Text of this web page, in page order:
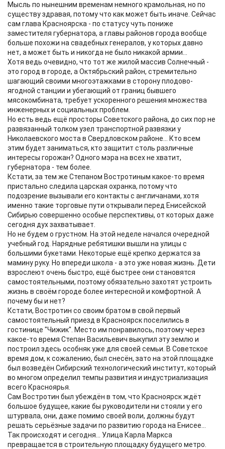
Мысль по нынешним временам немного крамольная, но по
существу здравая, потому что как может быть иначе. Сейчас
сам глава Красноярска - по статусу чуть пониже
заместителя губернатора, а главы районов города вообще
больше похожи на свадебных генералов, у которых давно
нет, а может быть и никогда не было никакой армии...
Хотя ведь очевидно, что тот же жилой массив Солнечный -
это город в городе, а Октябрьский район, стремительно
шагающий своими многоэтажками в сторону плодово-
ягодной станции и убегающий от границ бывшего
мясокомбината, требует ускоренного решения множества
инженерных и социальных проблем.
Но есть ведь ещё просторы Советского района, до сих пор не
развязанный толком узел транспортной развязки у
Николаевского моста в Свердловском районе... Кто всем
этим будет заниматься, кто защитит столь различные
интересы горожан? Одного мэра на всех не хватит,
губернатора - тем более.
Кстати, за тем же Степаном Востротиным какое-то время
пристально следила царская охранка, потому что
подозрение вызывали его контакты с англичанами, хотя
именно такие торговые пути открывали перед Енисейской
Сибирью совершенно особые перспективы, от которых даже
сегодня дух захватывает.
Но не будем о грустном. На этой неделе начался очередной
учебный год. Нарядные ребятишки вышли на улицы с
большими букетами. Некоторые ещё крепко держатся за
мамину руку. Но впереди школа - а это уже новая жизнь. Дети
взрослеют очень быстро, ещё быстрее они становятся
самостоятельными, поэтому обязательно захотят устроить
жизнь в своём городе более интересной и комфортной. А
почему бы и нет?
Кстати, Востротин со своим братом в свой первый
самостоятельный приезд в Красноярск поселились в
гостинице "Чижик". Место им понравилось, поэтому через
какое-то время Степан Васильевич выкупил эту землю и
построил здесь особняк уже для своей семьи. В Советское
время дом, к сожалению, был снесён, зато на этой площадке
был возведён Сибирский технологический институт, который
во многом определил темпы развития и индустриализация
всего Красноярья.
Сам Востротин был убеждён в том, что Красноярск ждёт
большое будущее, какие бы руководители ни стояли у его
штурвала, они, даже помимо своей воли, должны будут
решать серьёзные задачи по развитию города на Енисее...
Так происходят и сегодня... Улица Карла Маркса
превращается в строительную площадку будущего метро.